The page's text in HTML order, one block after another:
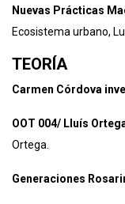
Nuevas Prácticas
Ecosistema urbano,
TEORÍA
Carmen Córdova
OOT 004/ Lluís
Ortega.
Generaciones